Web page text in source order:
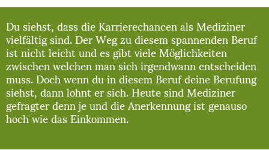
Du siehst, dass die Karrierechancen als Mediziner
vielfältig sind. Der Weg zu diesem spannenden Beruf
ist nicht leicht und es gibt viele Möglichkeiten
zwischen welchen man sich irgendwann entscheiden
muss. Doch wenn du in diesem Beruf deine Berufung
siehst, dann lohnt er sich. Heute sind Mediziner
gefragter denn je und die Anerkennung ist genauso
hoch wie das Einkommen.